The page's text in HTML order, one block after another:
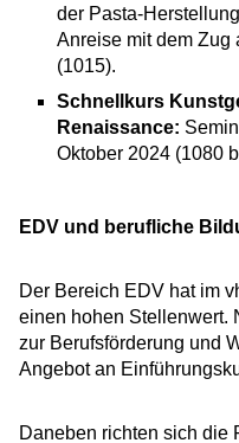
der Pasta-
Anreise mit dem Zug
(1015).
Schnellkurs
Renaissance:
Oktober 2024 (1080
EDV und berufliche
Der Bereich EDV hat im
einen hohen Stellenwert.
zur Berufsförderung und
Angebot an
Daneben richten sich die